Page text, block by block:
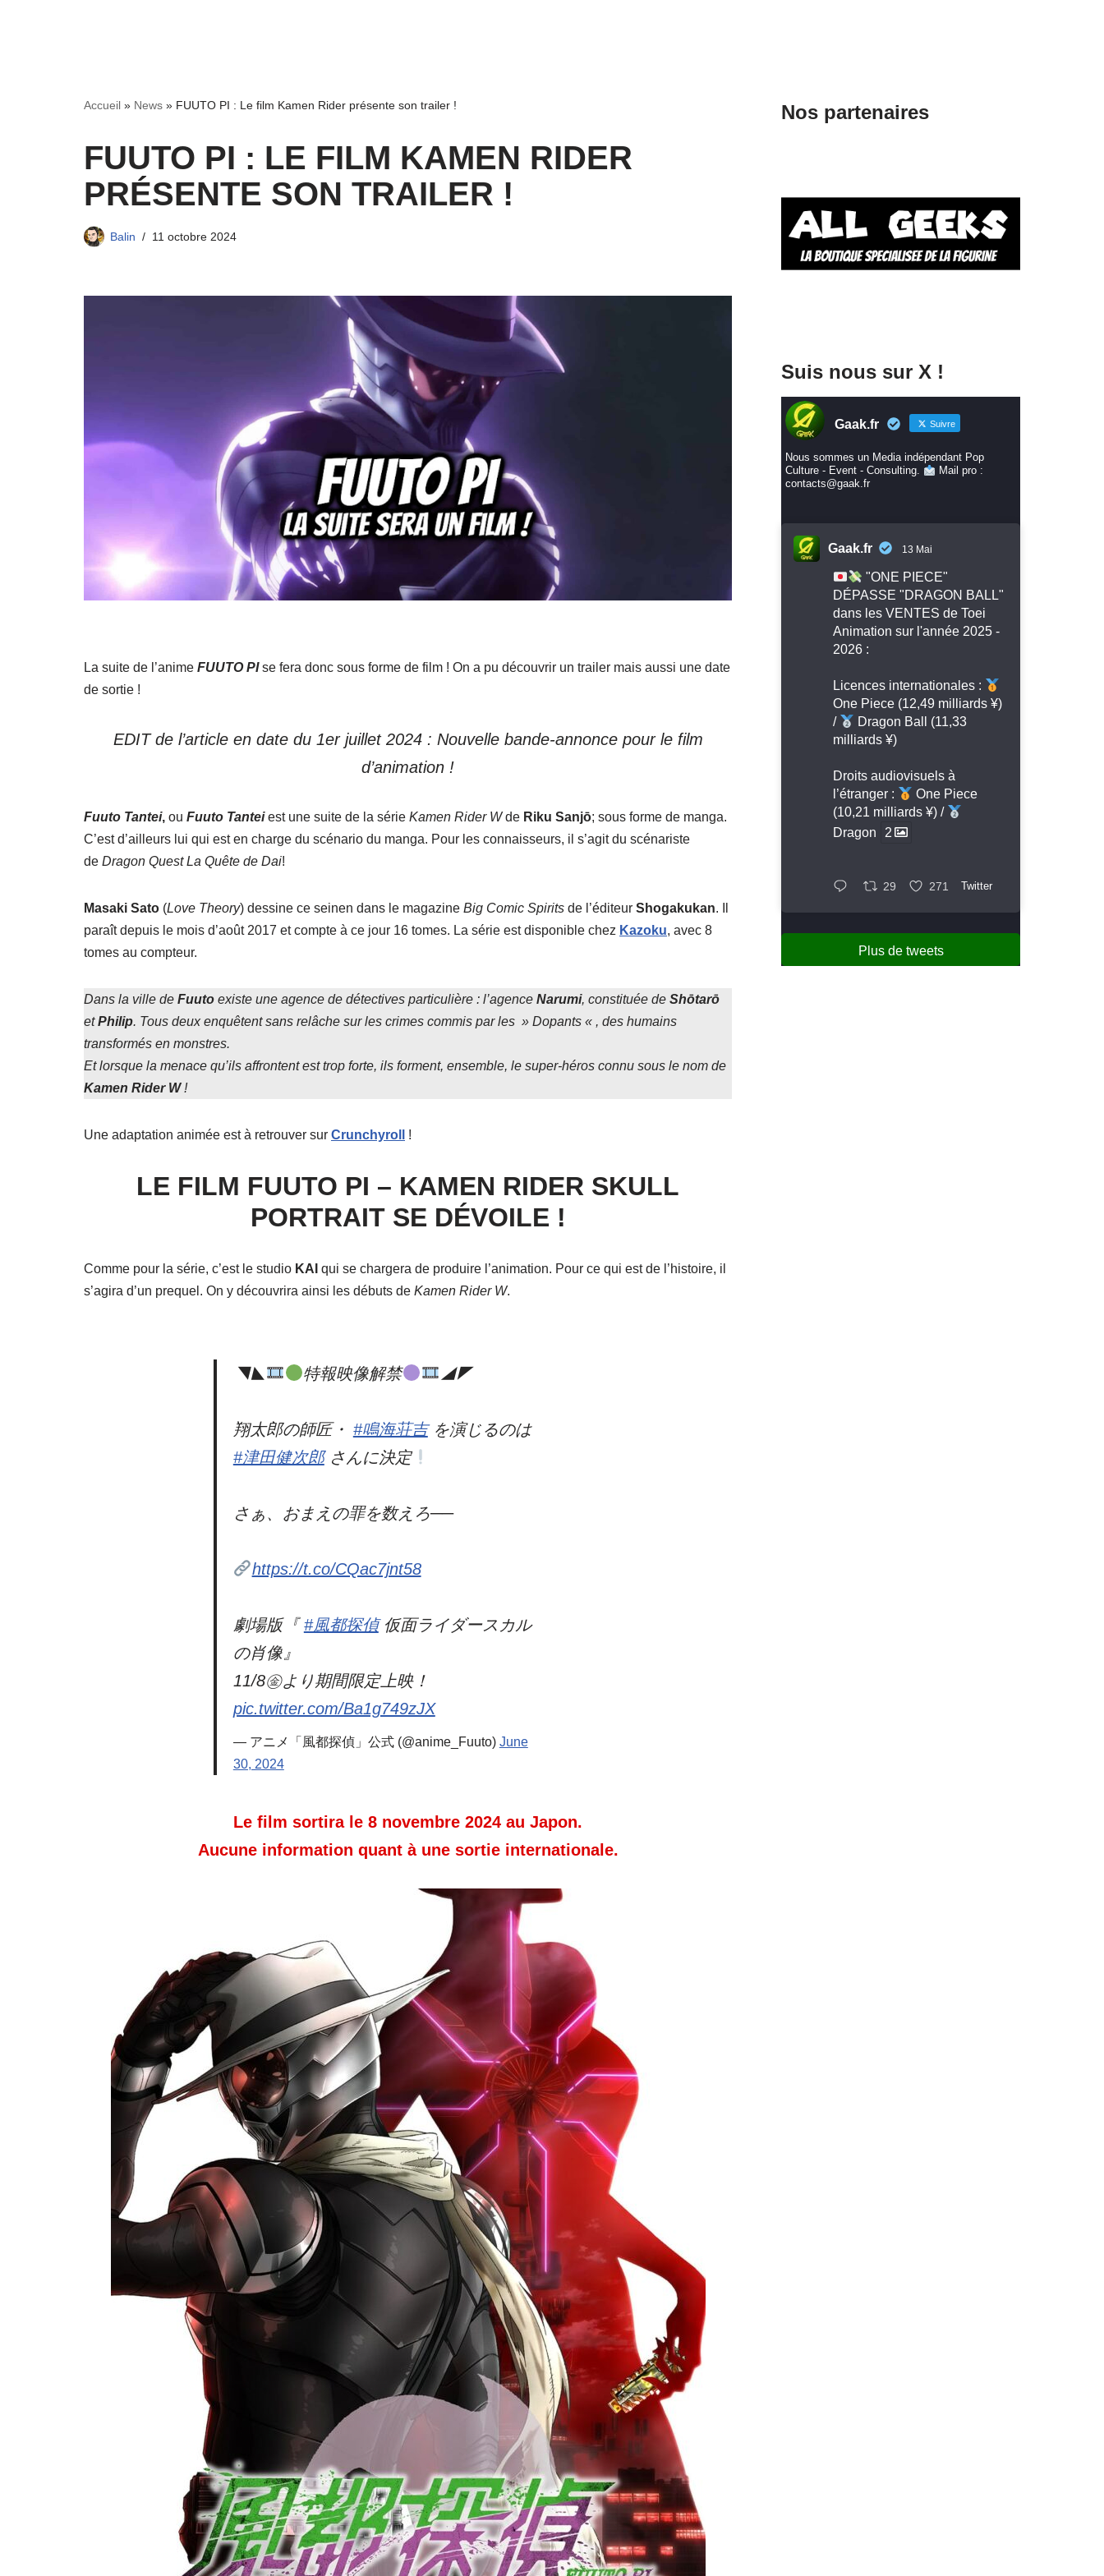
Accueil » News » FUUTO PI : Le film Kamen Rider présente son trailer !
FUUTO PI : LE FILM KAMEN RIDER
PRÉSENTE SON TRAILER !
Balin 11 octobre 2024
La suite de l’anime FUUTO PIse fera donc sous forme de film ! On a pu découvrir un trailer mais aussi une date
de sortie !
EDIT de l’article en date du 1er juillet 2024 : Nouvelle bande-annonce pour le film
d’animation !
Fuuto Tantei, ou Fuuto Tanteiest une suite de la série Kamen Rider Wde Riku Sanjō; sous forme de manga.
C’est d’ailleurs lui qui est en charge du scénario du manga. Pour les connaisseurs, il s’agit du scénariste
de Dragon Quest La Quête de Dai!
Masaki Sato (Love Theory) dessine ce seinen dans le magazine Big Comic Spirits de l’éditeur Shogakukan. Il
paraît depuis le mois d’août 2017 et compte à ce jour 16 tomes. La série est disponible chez Kazoku, avec 8
tomes au compteur.
Dans la ville de Fuuto existe une agence de détectives particulière : l’agence Narumi, constituée de Shōtarō
etPhilip. Tous deux enquêtent sans relâche sur les crimes commis par les » Dopants « , des humains
transformés en monstres.
Et lorsque la menace qu’ils affrontent est trop forte, ils forment, ensemble, le super-héros connu sous le nom de
Kamen Rider W!
Une adaptation animée est à retrouver sur Crunchyroll !
LE FILM FUUTO PI – KAMEN RIDER SKULL
PORTRAIT SE DÉVOILE !
Comme pour la série, c’est le studio KAI qui se chargera de produire l’animation. Pour ce qui est de l’histoire, il
s’agira d’un prequel. On y découvrira ainsi les débuts de Kamen Rider W.
◥◣ 特報映像解禁 ◢◤
翔太郎の師匠・ #鳴海荘吉を演じるのは
#津田健次郎さんに決定
さぁ、おまえの罪を数えろ──
https://t.co/CQac7jnt58
劇場版『#風都探偵仮面ライダースカル
の肖像』
11/8㊎より期間限定上映！
pic.twitter.com/Ba1g749zJX
— アニメ「風都探偵」公式 (@anime_Fuuto) June
30, 2024
Le film sortira le 8 novembre 2024 au Japon.
Aucune information quant à une sortie internationale.
Nos partenaires
Suis nous sur X !
Gaak.fr Suivre
Nous sommes un Media indépendant Pop
Culture - Event - Consulting.
Mail pro :
contacts@gaak.fr
Gaak.fr 13 Mai
"ONE PIECE"
DÉPASSE "DRAGON BALL"
dans les VENTES de Toei
Animation sur l'année 2025 -
2026 :
Licences internationales :
One Piece (12,49 milliards ¥)
/
Dragon Ball (11,33
milliards ¥)
Droits audiovisuels à
l’étranger :
One Piece
(10,21 milliards ¥) /
Dragon
2
29 271 Twitter
Plus de tweets